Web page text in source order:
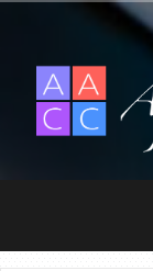
springen